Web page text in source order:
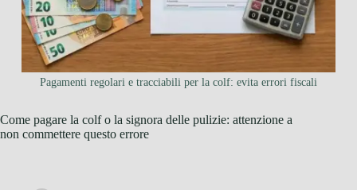
Pagamenti regolari e tracciabili per la colf: evita errori fiscali
Come pagare la colf o la signora delle pulizie: attenzione a
non commettere questo errore